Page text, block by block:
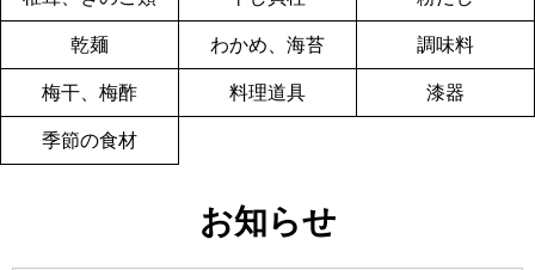
乾麺 わかめ、海苔 調味料
梅干、梅酢 料理道具 漆器
季節の食材
お知らせ